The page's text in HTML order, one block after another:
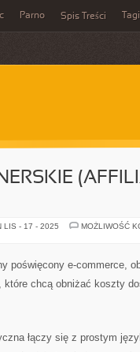
Parno Spis Treści Tagi
LIS - 17 - 2025
MOŻLIWOŚĆ
poświęcony e-commerce,
które chcą obniżać koszty
łączy się z prostym